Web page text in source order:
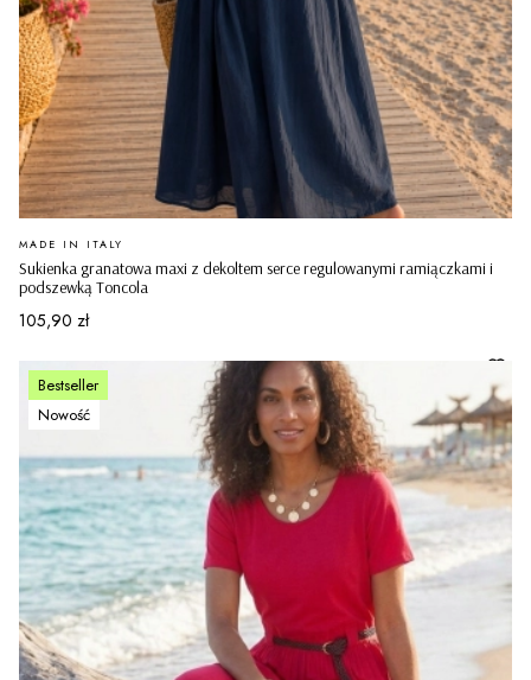
Sukienka granatowa maxi z dekoltem serce regulowanymi ramiączkami i
podszewką Toncola
PRODUCENT
MADE IN ITALY
Cena
105,90 zł
Bestseller
Nowość